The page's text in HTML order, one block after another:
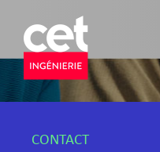
CONTACT